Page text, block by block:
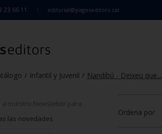
23 66 11 editorial@pageseditors.cat
/ Infantil y Juvenil / Nandibú - Deixeu que...
nuestro Newsletter para
las novedades
Ordena por